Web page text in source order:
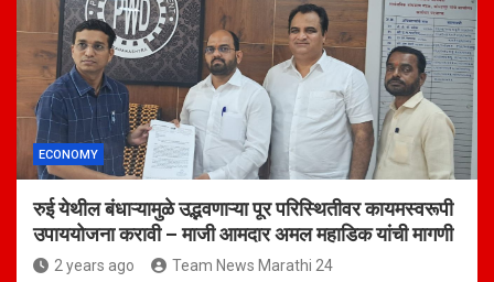
ECONOMY
रुई येथील बंधाऱ्यामुळे उद्भवणाऱ्या पूर परिस्थितीवर कायमस्वरूपी
उपाययोजना करावी – माजी आमदार अमल महाडिक यांची मागणी
2 years ago Team News Marathi 24